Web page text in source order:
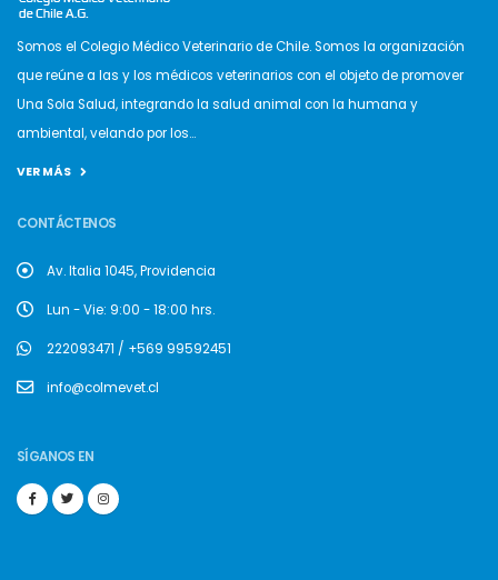
Somos el Colegio Médico Veterinario de Chile. Somos la organización
que reúne a las y los médicos veterinarios con el objeto de promover
Una Sola Salud, integrando la salud animal con la humana y
ambiental, velando por los...
VER MÁS
CONTÁCTENOS
Av. Italia 1045, Providencia
Lun - Vie: 9:00 - 18:00 hrs.
222093471 / +569 99592451
info@colmevet.cl
SÍGANOS EN